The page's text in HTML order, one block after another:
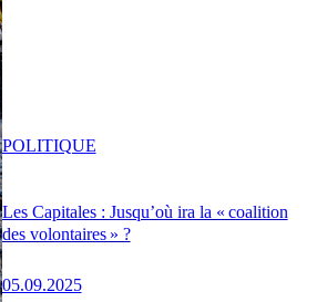
Les Capitales : Jusqu’où ira la « coalition
des volontaires » ?
05.09.2025
POLITIQUE